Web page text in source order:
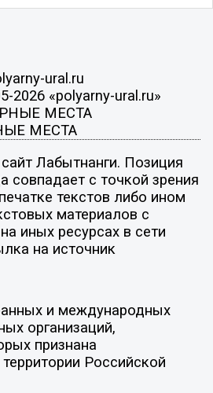
ural.ru
2026 «polyarny-ural.ru»
МЕСТА
МЕСТА
Лабытнанги. Позиция
совпадает с точкой зрения
текстов либо ином
материалов с
иных ресурсах в сети
на источник
и международных
организаций,
признана
Российской